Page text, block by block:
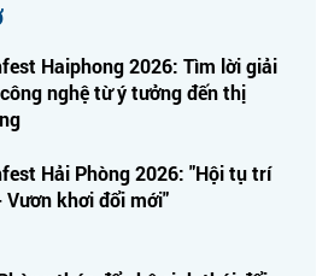
Haiphong 2026: Tìm lời giải
nghệ từ ý tưởng đến thị
Hải Phòng 2026: "Hội tụ trí
Vươn khơi đổi mới"